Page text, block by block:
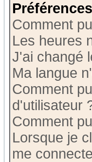
Comment
Les heures
J'ai changé
Ma langue
Comment
d'utilisateur
Comment
Lorsque je
me